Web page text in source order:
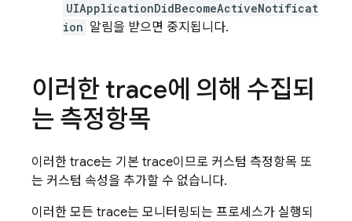
UIApplicationDidBecomeActiveNotificat
ion 알림을 받으면 중지됩니다.
이러한 trace에 의해 수집되
는 측정항목
이러한 trace는 기본 trace이므로 커스텀 측정항목 또
는 커스텀 속성을 추가할 수 없습니다.
이러한 모든 trace는 모니터링되는 프로세스가 실행되